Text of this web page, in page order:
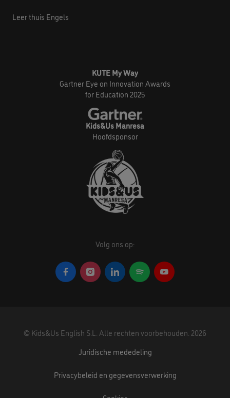
Leer thuis Engels
KUTE My Way
Gartner Eye on Innovation Awards
for Education 2025
Kids&Us Manresa
Hoofdsponsor
Volg ons op:
© Kids&Us English S.L. Alle rechten voorbehouden. 2026
Juridische mededeling
Privacybeleid en gegevensverwerking